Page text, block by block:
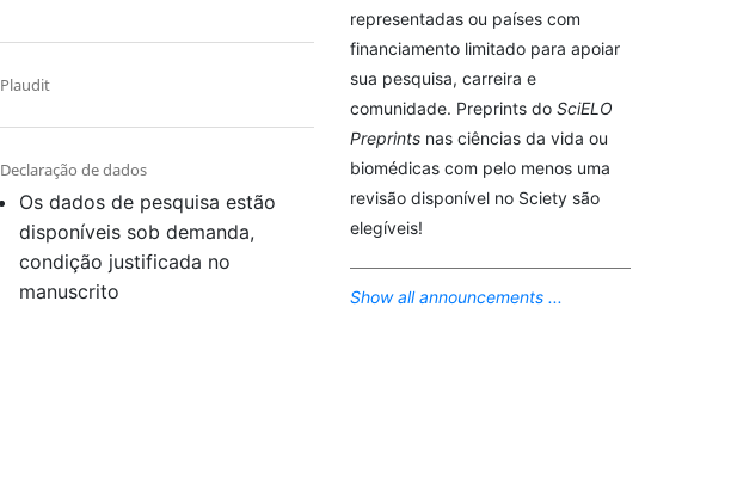
Plaudit
Declaração de dados
Os dados de pesquisa estão
disponíveis sob demanda,
condição justificada no
manuscrito
representadas ou países com
financiamento limitado para apoiar
sua pesquisa, carreira e
comunidade. Preprints do SciELO
Preprintsnas ciências da vida ou
biomédicas com pelo menos uma
revisão disponível no Sciety são
elegíveis!
Show all announcements ...